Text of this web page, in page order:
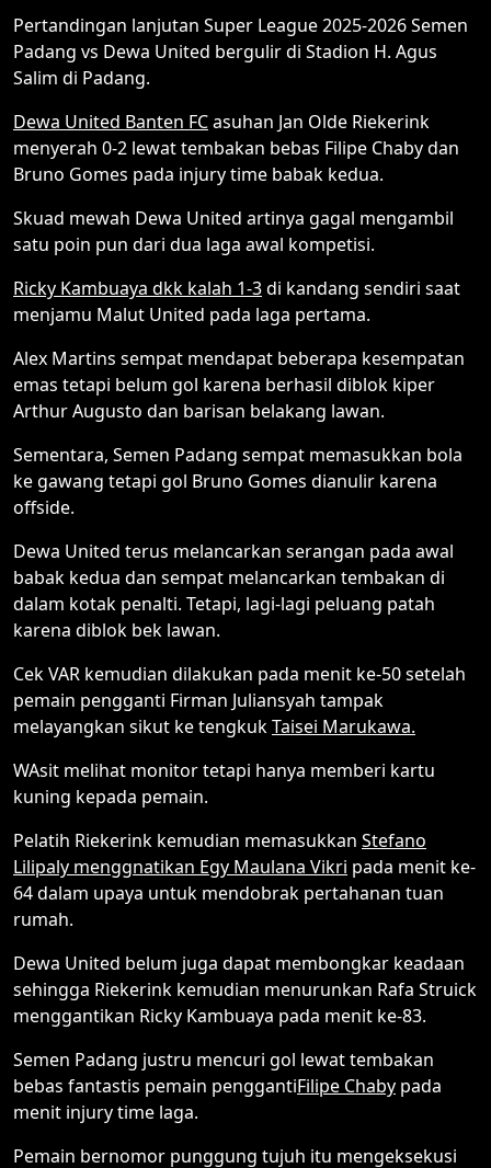
Pertandingan lanjutan Super League 2025-2026 Semen
Padang vs Dewa United bergulir di Stadion H. Agus
Salim di Padang.
Dewa United Banten FCasuhan Jan Olde Riekerink
menyerah 0-2 lewat tembakan bebas Filipe Chaby dan
Bruno Gomes pada injury time babak kedua.
Skuad mewah Dewa United artinya gagal mengambil
satu poin pun dari dua laga awal kompetisi.
Ricky Kambuaya dkk kalah 1-3di kandang sendiri saat
menjamu Malut United pada laga pertama.
Alex Martins sempat mendapat beberapa kesempatan
emas tetapi belum gol karena berhasil diblok kiper
Arthur Augusto dan barisan belakang lawan.
Sementara, Semen Padang sempat memasukkan bola
ke gawang tetapi gol Bruno Gomes dianulir karena
offside.
Dewa United terus melancarkan serangan pada awal
babak kedua dan sempat melancarkan tembakan di
dalam kotak penalti. Tetapi, lagi-lagi peluang patah
karena diblok bek lawan.
Cek VAR kemudian dilakukan pada menit ke-50 setelah
pemain pengganti Firman Juliansyah tampak
melayangkan sikut ke tengkukTaisei Marukawa.
WAsit melihat monitor tetapi hanya memberi kartu
kuning kepada pemain.
Pelatih Riekerink kemudian memasukkan Stefano
Lilipaly menggnatikan Egy Maulana Vikri pada menit ke-
64 dalam upaya untuk mendobrak pertahanan tuan
rumah.
Dewa United belum juga dapat membongkar keadaan
sehingga Riekerink kemudian menurunkan Rafa Struick
menggantikan Ricky Kambuaya pada menit ke-83.
Semen Padang justru mencuri gol lewat tembakan
bebas fantastis pemain penggantiFilipe Chaby pada
menit injury time laga.
Pemain bernomor punggung tujuh itu mengeksekusi